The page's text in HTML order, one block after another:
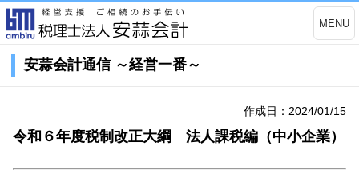
MENU
安蒜会計通信 ～経営一番～
作成日：2024/01/15
令和６年度税制改正大綱 法人課税編（中小企業）